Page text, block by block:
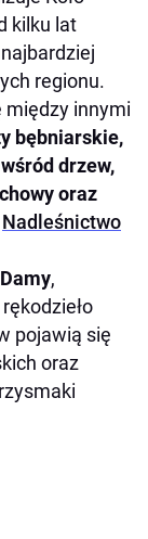
kilku lat
regionu.
między innymi
bębniarskie,
drzew,
oraz
Nadleśnictwo
,
pojawią się
oraz